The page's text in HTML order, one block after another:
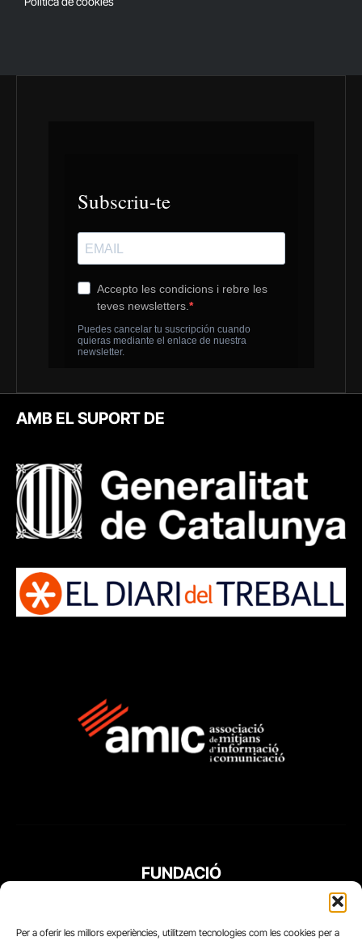
Per a oferir les millors experiències, utilitzem tecnologies com les cookies per a
AMB EL SUPORT DE
FUNDACIÓ